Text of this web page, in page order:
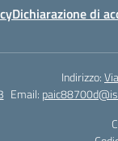
Dichiarazione di
Indirizzo:
Email: